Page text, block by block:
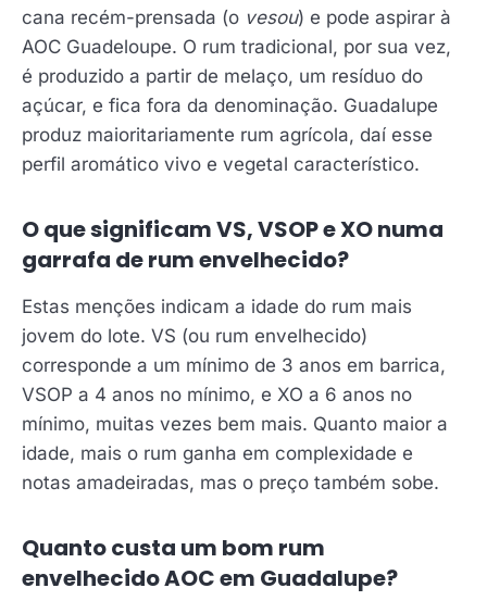
cana recém-prensada (o vesou) e pode aspirar à
AOC Guadeloupe. O rum tradicional, por sua vez,
é produzido a partir de melaço, um resíduo do
açúcar, e fica fora da denominação. Guadalupe
produz maioritariamente rum agrícola, daí esse
perfil aromático vivo e vegetal característico.
O que significam VS, VSOP e XO numa
garrafa de rum envelhecido?
Estas menções indicam a idade do rum mais
jovem do lote. VS (ou rum envelhecido)
corresponde a um mínimo de 3 anos em barrica,
VSOP a 4 anos no mínimo, e XO a 6 anos no
mínimo, muitas vezes bem mais. Quanto maior a
idade, mais o rum ganha em complexidade e
notas amadeiradas, mas o preço também sobe.
Quanto custa um bom rum
envelhecido AOC em Guadalupe?